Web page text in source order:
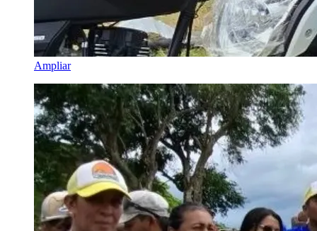
Ampliar